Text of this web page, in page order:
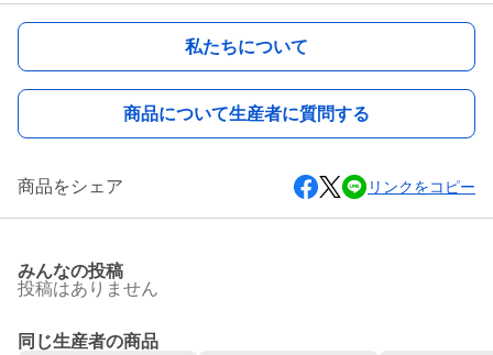
私たちについて
商品について生産者に質問する
商品をシェア リンクをコピー
みんなの投稿
投稿はありません
同じ生産者の商品